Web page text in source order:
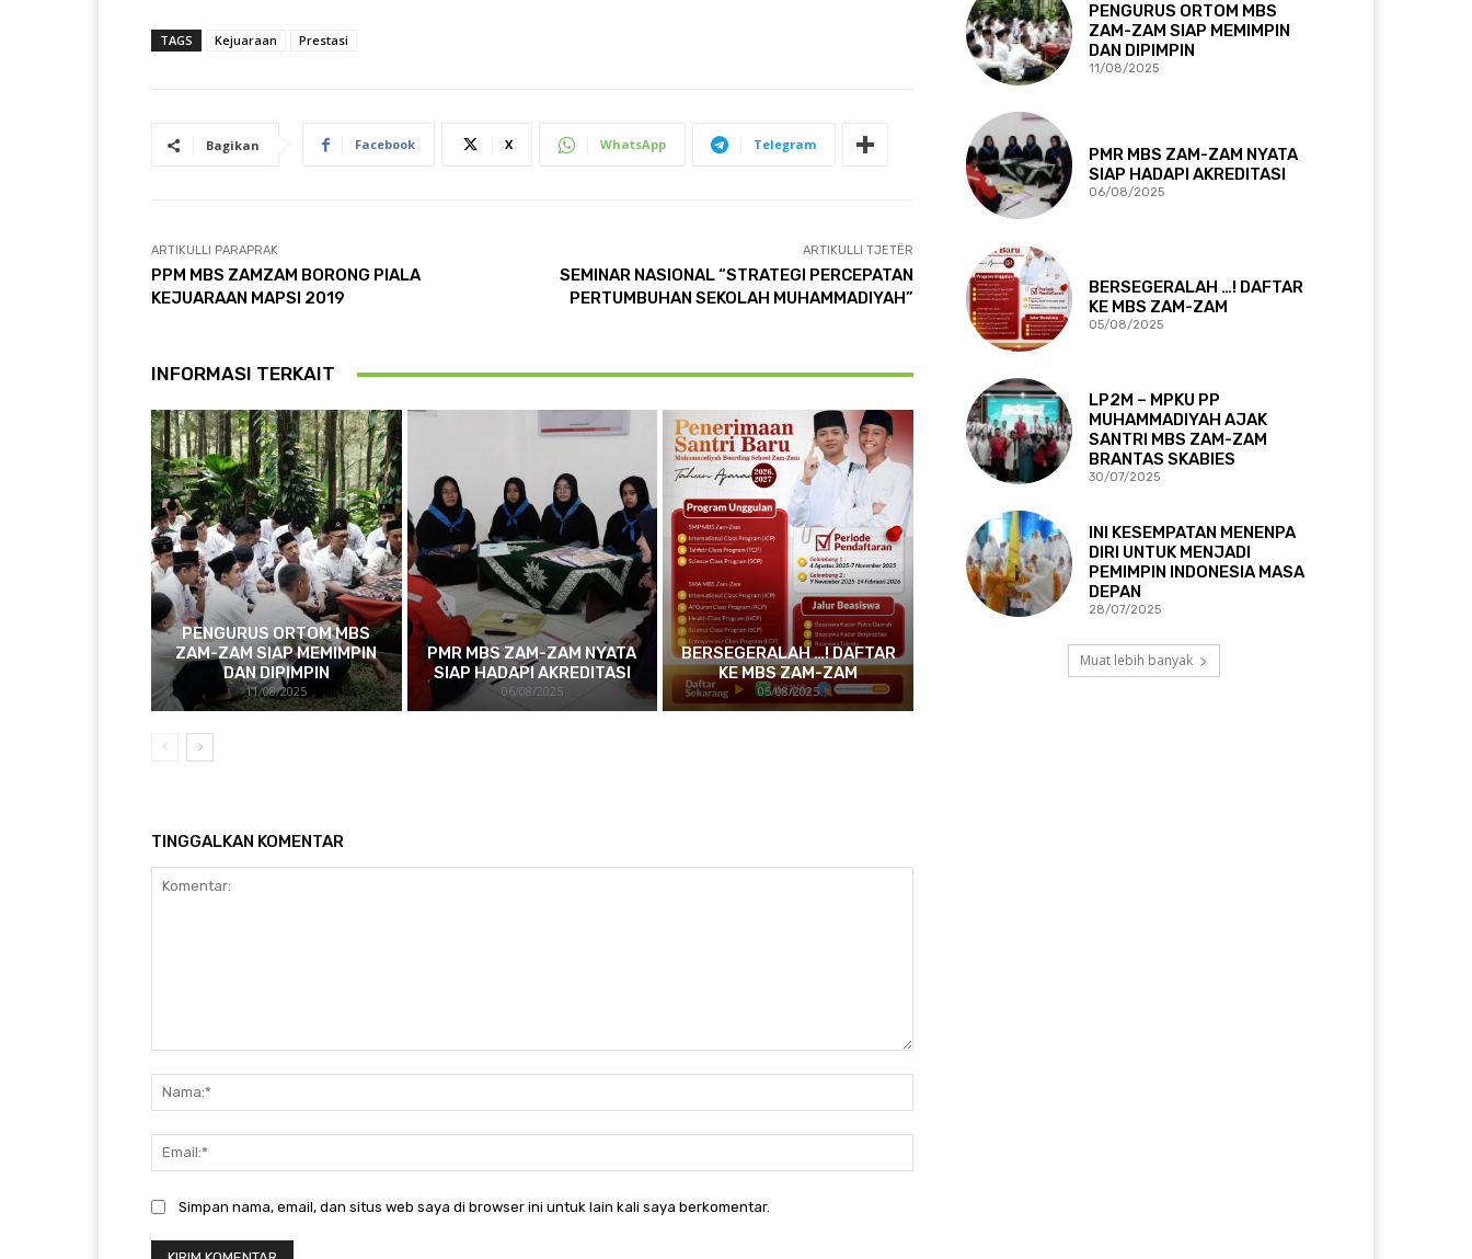
TAGS Kejuaraan Prestasi
Bagikan Facebook X WhatsApp Telegram
ARTIKULLI PARAPRAK
PPM MBS ZAMZAM BORONG PIALA
KEJUARAAN MAPSI 2019
ARTIKULLI TJETËR
SEMINAR NASIONAL “STRATEGI PERCEPATAN
PERTUMBUHAN SEKOLAH MUHAMMADIYAH”
INFORMASI TERKAIT
PENGURUS ORTOM MBS
ZAM-ZAM SIAP MEMIMPIN
DAN DIPIMPIN
11/08/2025
PMR MBS ZAM-ZAM NYATA
SIAP HADAPI AKREDITASI
06/08/2025
BERSEGERALAH …! DAFTAR
KE MBS ZAM-ZAM
05/08/2025
TINGGALKAN KOMENTAR
Simpan nama, email, dan situs web saya di browser ini untuk lain kali saya berkomentar.
PENGURUS ORTOM MBS
ZAM-ZAM SIAP MEMIMPIN
DAN DIPIMPIN
11/08/2025
PMR MBS ZAM-ZAM NYATA
SIAP HADAPI AKREDITASI
06/08/2025
BERSEGERALAH …! DAFTAR
KE MBS ZAM-ZAM
05/08/2025
LP2M – MPKU PP
MUHAMMADIYAH AJAK
SANTRI MBS ZAM-ZAM
BRANTAS SKABIES
30/07/2025
INI KESEMPATAN MENENPA
DIRI UNTUK MENJADI
PEMIMPIN INDONESIA MASA
DEPAN
28/07/2025
Muat lebih banyak